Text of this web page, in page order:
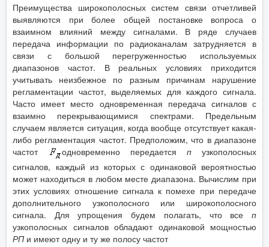
Преимущества широкополосных систем связи отчетливей
выявляются при более общей постановке вопроса о
взаимном влияний между сигналами. В ряде случаев
передача информации по радиоканалам затрудняется в
связи с большой перегруженностью используемых
диапазонов частот. В реальных условиях приходится
учитывать неизбежное по разным причинам нарушение
регламентации частот, выделяемых для каждого сигнала.
Часто имеет место одновременная передача сигналов с
взаимно перекрывающимися спектрами. Предельным
случаем является ситуация, когда вообще отсутствует какая-
либо регламентация частот. Предположим, что в диапазоне
частот
одновременно передается п узкополосных
сигналов, каждый из которых с одинаковой вероятностью
может находиться в любом месте диапазона. Вычислим при
этих условиях отношение сигнала к помехе при передаче
дополнительного узкополосного или широкополосного
сигнала. Для упрощения будем полагать, что все п
узкополосных сигналов обладают одинаковой мощностью
РП и имеют одну и ту же полосу частот